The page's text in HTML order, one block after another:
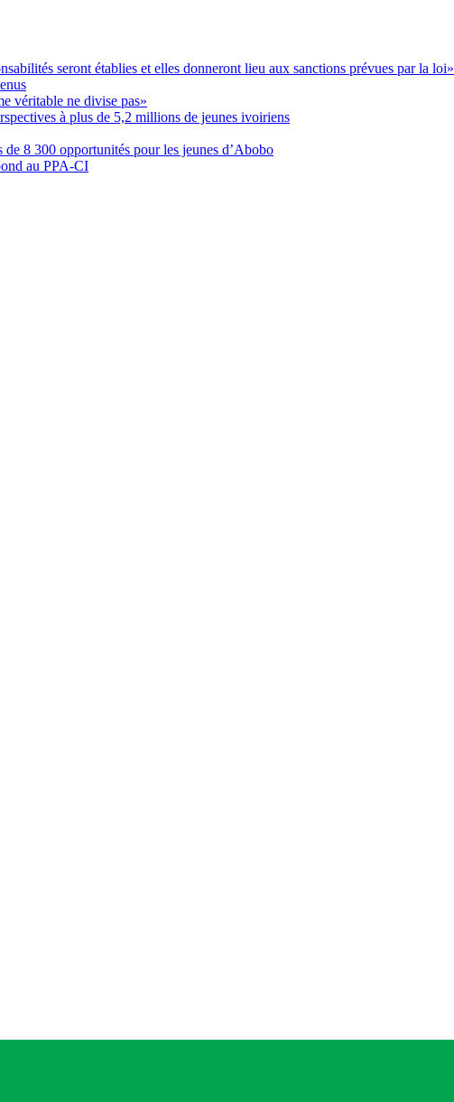
seront établies et elles donneront lieu aux sanctions prévues par la loi»
véritable ne divise pas»
à plus de 5,2 millions de jeunes ivoiriens
8 300 opportunités pour les jeunes d’Abobo
au PPA-CI